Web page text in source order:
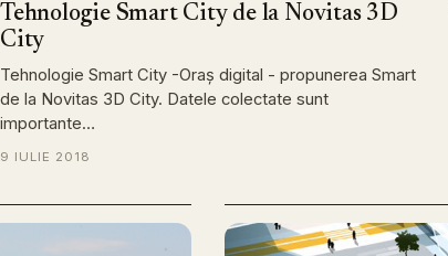
Tehnologie Smart City de la Novitas 3D
City
Tehnologie Smart City -Oraș digital - propunerea Smart
de la Novitas 3D City. Datele colectate sunt
importante…
9 IULIE 2018